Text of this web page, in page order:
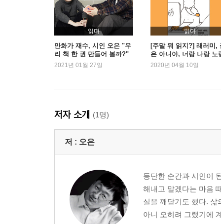
11 홀로 개화해서 함께 만발하기_ 에드가 드가 「
12 따듯한 멜랑콜리_ 모리스 위트릴로 「파리의 골
13 감동의 기하학_ 카지미르 말레비치 「흰색 위의
14 눈물을 위하여_ 알프레드 시슬레 「루브시엔느
15 내일은 천천히, 그러나 반드시_ 이브 탕기 「내
18 이글거리는 밀밭_ 빈센트 반 고흐 「수확하는
19 옐로 인 모션_ 프란츠 마르크 「노란 소」
20 2인 1색, 2인 3각_ 구스타브 클림트 「키스」
읽다
만화가 재수, 시인 오은 "우
리 책 한 권 만들어 볼까?"
2021년 01월 27일
읽다
[주말 뭐 읽지?] 래러미,
은 아니야, 너랑 나랑 노
2020년 04월 10일
저자 소개 (1명)
저 : 오은
등단한 순간과 시인이
해내고 말겠다는 마음
실을 깨닫기도 했다.
아니 오히려 그랬기에